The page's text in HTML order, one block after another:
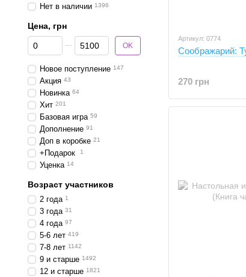
Артикул: 0774
Соображарий:
270 грн
Нет в наличии 1396
Цена, грн
От Цена, грн
До Цена, грн OK
Новое поступление 147
Акция 43
Новинка 64
Хит 201
Базовая игра 59
Дополнение 91
Доп в коробке 21
+Подарок 1
Уценка 14
Возраст участников
2 года 1
3 года 31
4 года 97
5-6 лет 419
7-8 лет 1142
9 и старше 1492
12 и старше 1821